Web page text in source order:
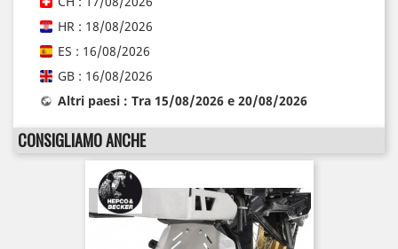
HR : 18/08/2026
ES : 16/08/2026
GB : 16/08/2026
Altri paesi : Tra 15/08/2026 e 20/08/2026
CONSIGLIAMO ANCHE